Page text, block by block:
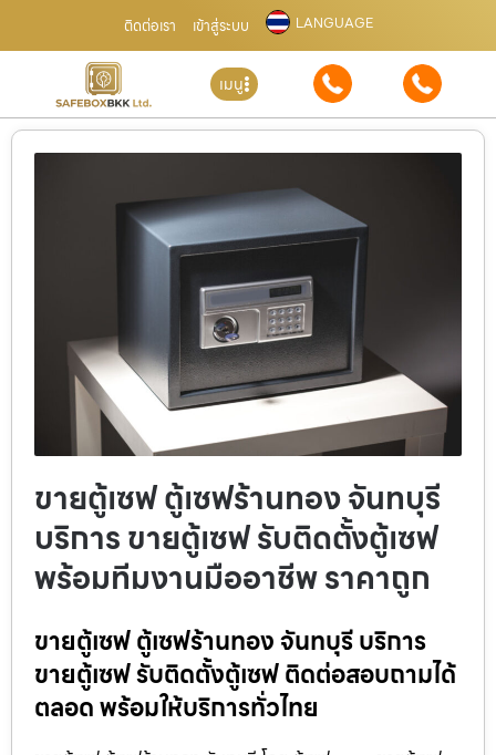
ติดต่อเรา เข้าสู่ระบบ LANGUAGE
เมนู
ขายตู้เซฟ ตู้เซฟร้านทอง จันทบุรี
บริการ ขายตู้เซฟ รับติดตั้งตู้เซฟ
พร้อมทีมงานมืออาชีพ ราคาถูก
ขายตู้เซฟ ตู้เซฟร้านทอง จันทบุรี บริการ
ขายตู้เซฟ รับติดตั้งตู้เซฟ ติดต่อสอบถามได้
ตลอด พร้อมให้บริการทั่วไทย